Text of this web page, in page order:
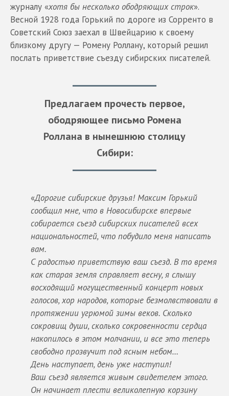
журналу «хотя бы несколько ободряющих строк».
Весной 1928 года Горький по дороге из Сорренто в
Советский Союз заехал в Швейцарию к своему
близкому другу — Ромену Роллану, который решил
послать приветствие съезду сибирских писателей.
Предлагаем прочесть первое,
ободряющее письмо Ромена
Роллана в нынешнюю столицу
Сибири:
«Дорогие сибирские друзья! Максим Горький
сообщил мне, что в Новосибирске впервые
собирается съезд сибирских писателей всех
национальностей, что побудило меня написать
вам.
С радостью приветствую ваш съезд. В то время
как старая земля справляет весну, я слышу
восходящий могущественный концерт новых
голосов, хор народов, которые безмолвствовали в
протяжении угрюмой зимы веков. Сколько
сокровищ души, сколько сокровенности сердца
накопилось в этом молчании, и все это теперь
свободно прозвучит под ясным небом…
День наступает, день уже наступил!
Ваш съезд является живым свидетелем этого.
Он начинает плести великолепную корзину